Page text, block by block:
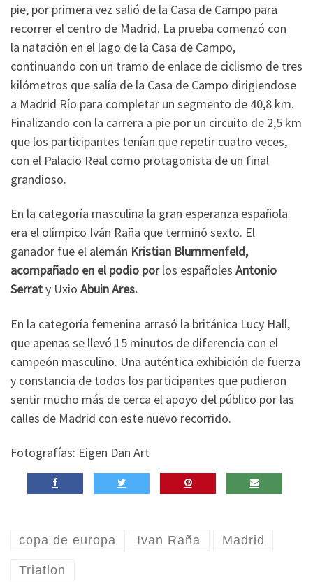
pie, por primera vez salió de la Casa de Campo para
recorrer el centro de Madrid. La prueba comenzó con
la natación en el lago de la Casa de Campo,
continuando con un tramo de enlace de ciclismo de tres
kilómetros que salía de la Casa de Campo dirigiendose
a Madrid Río para completar un segmento de 40,8 km.
Finalizando con la carrera a pie por un circuito de 2,5 km
que los participantes tenían que repetir cuatro veces,
con el Palacio Real como protagonista de un final
grandioso.
En la categoría masculina la gran esperanza española
era el olímpico Iván Raña que terminó sexto. El
ganador fue el alemán Kristian Blummenfeld,
acompañado en el podio porlos españoles Antonio
Serraty Uxio Abuin Ares.
En la categoría femenina arrasó la británica Lucy Hall,
que apenas se llevó 15 minutos de diferencia con el
campeón masculino. Una auténtica exhibición de fuerza
y constancia de todos los participantes que pudieron
sentir mucho más de cerca el apoyo del público por las
calles de Madrid con este nuevo recorrido.
Fotografías: Eigen Dan Art
copa de europa Ivan Raña Madrid
Triatlon